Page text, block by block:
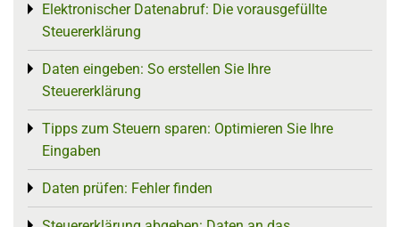
Elektronischer Datenabruf: Die vorausgefüllte
Steuererklärung
Toggle menu
Daten eingeben: So erstellen Sie Ihre
Steuererklärung
Toggle menu
Tipps zum Steuern sparen: Optimieren Sie Ihre
Eingaben
Toggle menu
Daten prüfen: Fehler finden
Toggle menu